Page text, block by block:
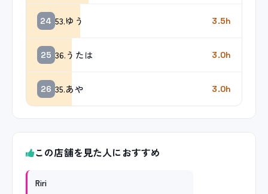
24 53.ゆう 3.5h
25 36.うたは 3.0h
26 35.あや 3.0h
この店舗を見た人におすすめ
Riri